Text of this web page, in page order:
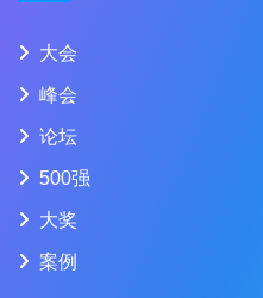
大会
峰会
论坛
500强
大奖
案例